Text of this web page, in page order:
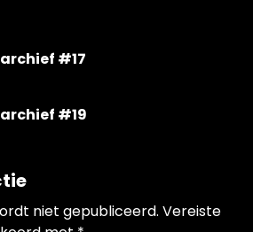
#17
#19
niet gepubliceerd. Vereiste